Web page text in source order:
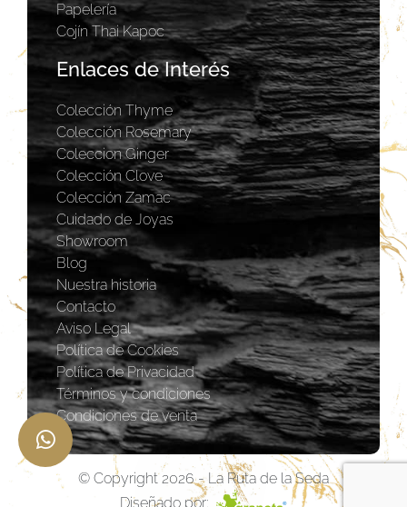
Papelería
Cojín Thai Kapoc
Enlaces de Interés
Colección Thyme
Colección Rosemary
Coleccion Ginger
Colección Clove
Colección Zamac
Cuidado de Joyas
Showroom
Blog
Nuestra historia
Contacto
Aviso Legal
Política de Cookies
Política de Privacidad
Términos y condiciones
Condiciones de venta
© Copyright 2026 - La Ruta de la Seda
Diseñado por: